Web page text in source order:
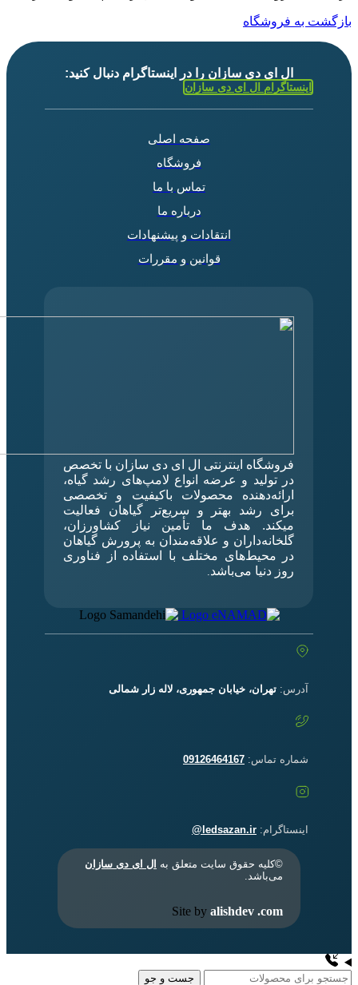
بازگشت به فروشگاه
ال ای دی سازان را در اینستاگرام دنبال کنید:
اینستاگرام ال ای دی سازان
صفحه اصلی
فروشگاه
تماس با ما
درباره ما
انتقادات و پیشنهادات
قوانین و مقررات
فروشگاه اینترنتی ال‌ ای‌ دی‌ سازان با تخصص
در تولید و عرضه انواع لامپ‌های رشد گیاه،
ارائه‌دهنده محصولات باکیفیت و تخصصی
برای رشد بهتر و سریع‌تر گیاهان فعالیت
میکند. هدف ما تأمین نیاز کشاورزان،
گلخانه‌داران و علاقه‌مندان به پرورش گیاهان
در محیط‌های مختلف با استفاده از فناوری
روز دنیا می‌باشد.
آدرس: تهران، خیابان جمهوری، لاله زار شمالی
شماره تماس: 09126464167
اینستاگرام: ledsazan.ir@
©کلیه حقوق سایت متعلق به ال ای دی سازان
می‌باشد.
Site by alishdev .com
جست و جو